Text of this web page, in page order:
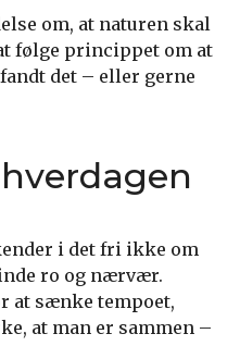
om, at naturen skal
følge princippet om at
det – eller gerne
i det fri ikke om
ro og nærvær.
at sænke tempoet,
at man er sammen –